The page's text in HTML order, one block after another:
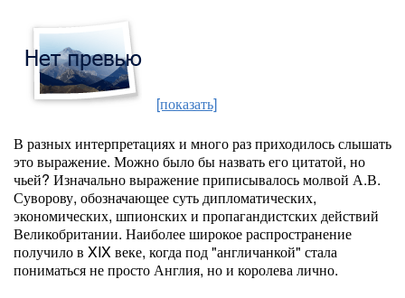
[показать]
В разных интерпретациях и много раз приходилось слышать
это выражение. Можно было бы назвать его цитатой, но
чьей? Изначально выражение приписывалось молвой А.В.
Суворову, обозначающее суть дипломатических,
экономических, шпионских и пропагандистских действий
Великобритании. Наиболее широкое распространение
получило в XIX веке, когда под "англичанкой" стала
пониматься не просто Англия, но и королева лично.